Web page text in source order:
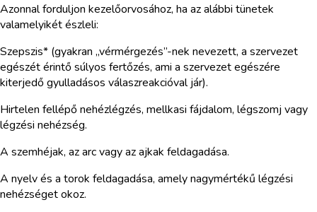
Azonnal forduljon kezelőorvosához, ha az alábbi tünetek
valamelyikét észleli:
Szepszis* (gyakran „vérmérgezés”-nek nevezett, a szervezet
egészét érintő súlyos fertőzés, ami a szervezet egészére
kiterjedő gyulladásos válaszreakcióval jár).
Hirtelen fellépő nehézlégzés, mellkasi fájdalom, légszomj vagy
légzési nehézség.
A szemhéjak, az arc vagy az ajkak feldagadása.
A nyelv és a torok feldagadása, amely nagymértékű légzési
nehézséget okoz.